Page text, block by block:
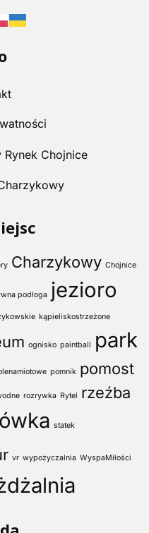
Rynek Chojnice
Charzykowy Chojnice
podłoga jezioro
kąpieliskostrzeżone
ognisko paintball park
pomnik pomost
rozrywka Rytel rzeźba
statek
vr wypożyczalnia WyspaMiłości